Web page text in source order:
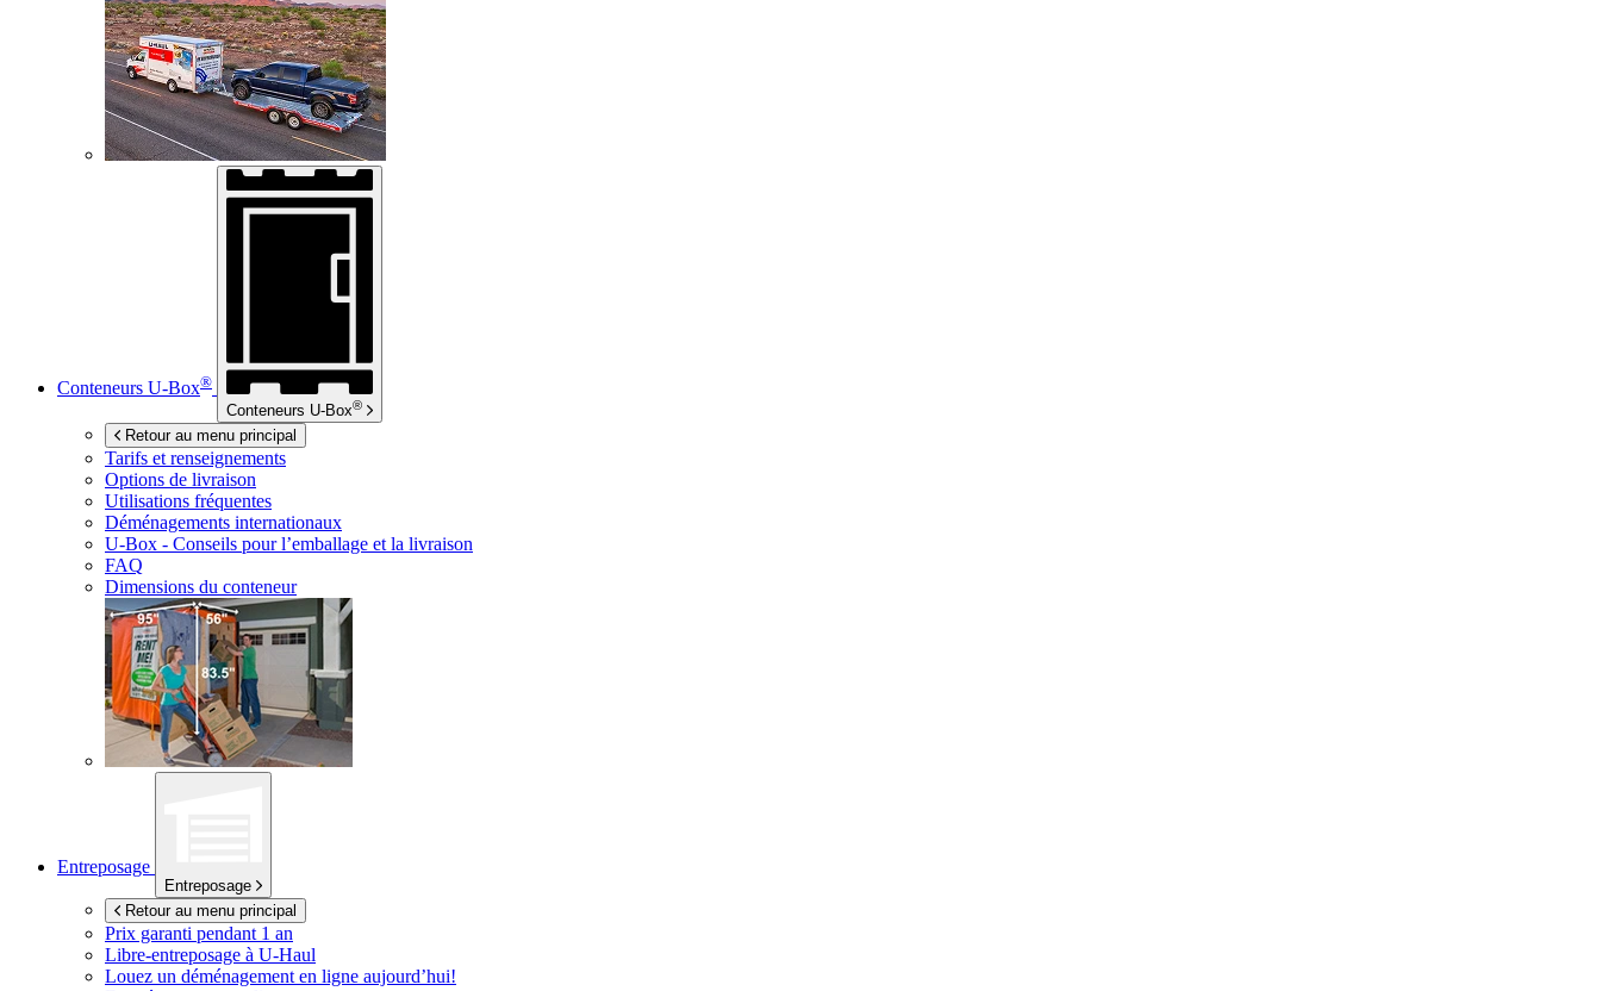
Conteneurs U-Box®
Conteneurs U-Box®
Retour au menu principal
Tarifs et renseignements
Options de livraison
Utilisations fréquentes
Déménagements internationaux
U-Box - Conseils pour l’emballage et la livraison
FAQ
Dimensions du conteneur
Entreposage
Entreposage
Retour au menu principal
Prix garanti pendant 1 an
Libre-entreposage à U-Haul
Louez un déménagement en ligne aujourd’hui!